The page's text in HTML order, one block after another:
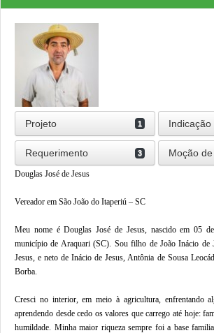
Projeto 1 Indicação
Requerimento 3 Moção
Douglas José de Jesus
Vereador em São João do Itaperiú – SC
Meu nome é Douglas José de Jesus, nascido em 05
município de Araquari (SC). Sou filho de João Inácio de
Jesus, e neto de Inácio de Jesus, Antônia de Sousa
Borba.
Cresci no interior, em meio à agricultura, enfrentando
aprendendo desde cedo os valores que carrego até hoje:
humildade. Minha maior riqueza sempre foi a base